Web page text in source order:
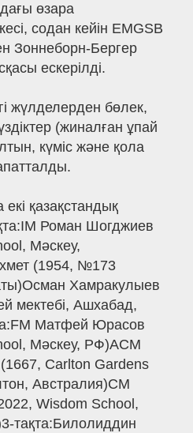
өзара
содан кейін EMGSB
Зоннеборн-Бергер
ескерілді.
жүлделерден бөлек,
(жиналған ұпай
күміс және қола
қазақстандық
Роман Шогджиев
Мәскеу,
(1954, №173
Хамракулыев
мектебі, Ашхабад,
Матфей Юрасов
Мәскеу, РФ)ACM
Carlton Gardens
Австралия)CM
Wisdom School,
тақта:Билолиддин